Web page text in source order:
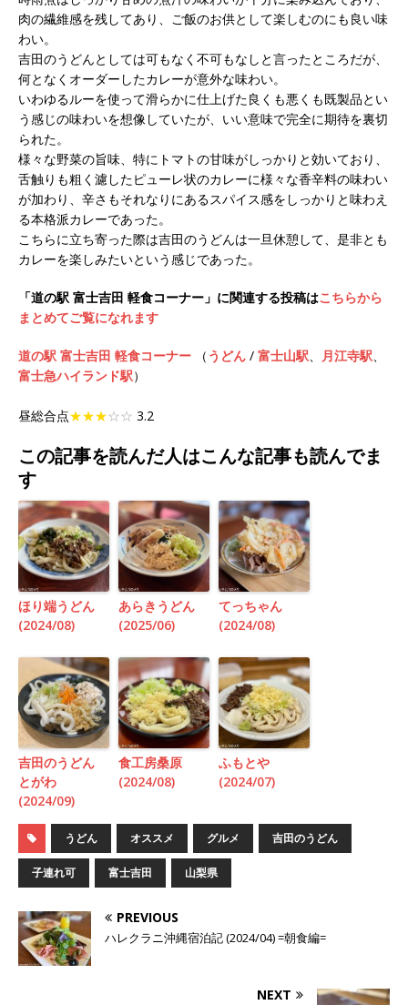
肉の繊維感を残してあり、ご飯のお供として楽しむのにも良い味
わい。
吉田のうどんとしては可もなく不可もなしと言ったところだが、
何となくオーダーしたカレーが意外な味わい。
いわゆるルーを使って滑らかに仕上げた良くも悪くも既製品とい
う感じの味わいを想像していたが、いい意味で完全に期待を裏切
られた。
様々な野菜の旨味、特にトマトの甘味がしっかりと効いており、
舌触りも粗く濾したピューレ状のカレーに様々な香辛料の味わい
が加わり、辛さもそれなりにあるスパイス感をしっかりと味わえ
る本格派カレーであった。
こちらに立ち寄った際は吉田のうどんは一旦休憩して、是非とも
カレーを楽しみたいという感じであった。
「道の駅 富士吉田 軽食コーナー」に関連する投稿はこちらから
まとめてご覧になれます
道の駅 富士吉田 軽食コーナー （ うどん / 富士山駅、 月江寺駅、
富士急ハイランド駅）
昼総合点★★★☆☆ 3.2
この記事を読んだ人はこんな記事も読んでま
す
ほり端うどん
(2024/08)
あらきうどん
(2025/06)
てっちゃん
(2024/08)
吉田のうどん
とがわ
(2024/09)
食工房桑原
(2024/08)
ふもとや
(2024/07)
うどん オススメ グルメ 吉田のうどん
子連れ可 富士吉田 山梨県
PREVIOUS
ハレクラニ沖縄宿泊記 (2024/04) =朝食編=
NEXT